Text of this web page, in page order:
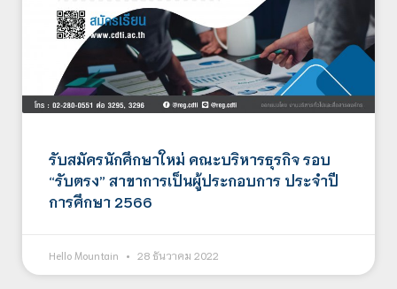
รับสมัครนักศึกษาใหม่ คณะบริหารธุรกิจ รอบ
“รับตรง” สาขาการเป็นผู้ประกอบการ ประจำปี
การศึกษา 2566
Hello Mountain 28 ธันวาคม 2022